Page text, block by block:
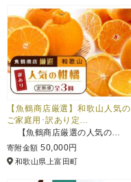
お礼の品をカテゴリや
自治体から探す
特集・おすすめ
ふるさと納税とは
【魚鶴商店厳選】和歌山人気
ご家庭用･訳あり定…
【魚鶴商店厳選の人気の…
寄附金額 50,000円
和歌山県上富田町